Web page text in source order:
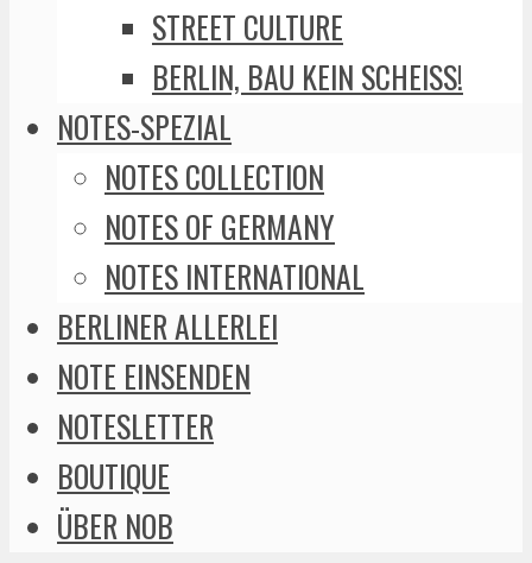
STREET CULTURE
BERLIN, BAU KEIN SCHEISS!
NOTES-SPEZIAL
NOTES COLLECTION
NOTES OF GERMANY
NOTES INTERNATIONAL
BERLINER ALLERLEI
NOTE EINSENDEN
NOTESLETTER
BOUTIQUE
ÜBER NOB